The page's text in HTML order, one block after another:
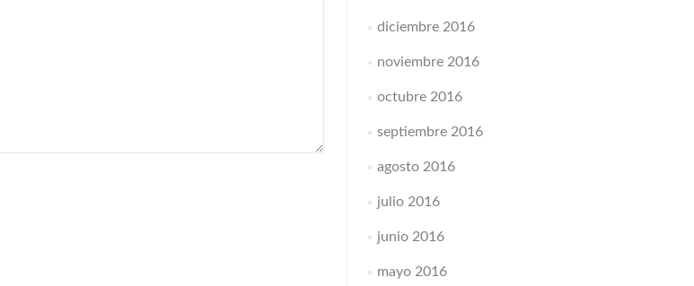
diciembre 2016
noviembre 2016
octubre 2016
septiembre 2016
agosto 2016
julio 2016
junio 2016
mayo 2016